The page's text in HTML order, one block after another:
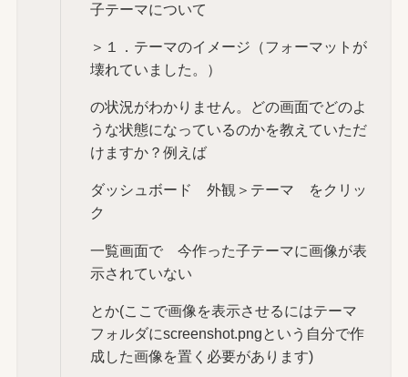
子テーマについて
＞１．テーマのイメージ（フォーマットが
壊れていました。）
の状況がわかりません。どの画面でどのよ
うな状態になっているのかを教えていただ
けますか？例えば
ダッシュボード 外観＞テーマ をクリッ
ク
一覧画面で 今作った子テーマに画像が表
示されていない
とか(ここで画像を表示させるにはテーマ
フォルダにscreenshot.pngという自分で作
成した画像を置く必要があります)